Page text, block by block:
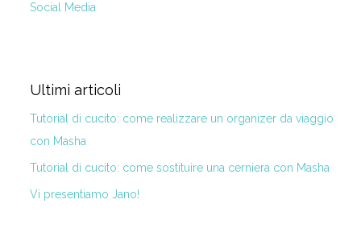
Social Media
Ultimi articoli
Tutorial di cucito: come realizzare un organizer da viaggio
con Masha
Tutorial di cucito: come sostituire una cerniera con Masha
Vi presentiamo Jano!